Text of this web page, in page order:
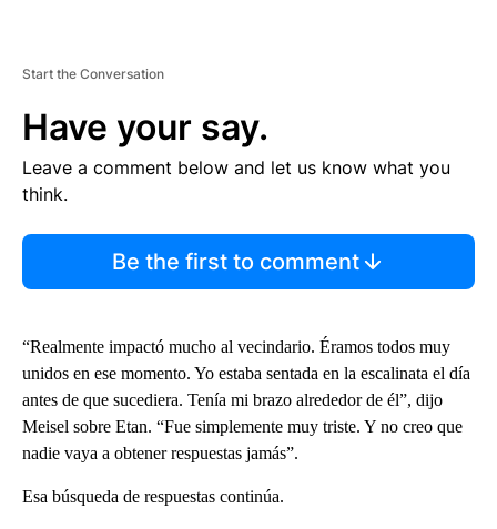
Start the Conversation
Have your say.
Leave a comment below and let us know what you
think.
Be the first to comment
“Realmente impactó mucho al vecindario. Éramos todos muy
unidos en ese momento. Yo estaba sentada en la escalinata el día
antes de que sucediera. Tenía mi brazo alrededor de él”, dijo
Meisel sobre Etan. “Fue simplemente muy triste. Y no creo que
nadie vaya a obtener respuestas jamás”.
Esa búsqueda de respuestas continúa.